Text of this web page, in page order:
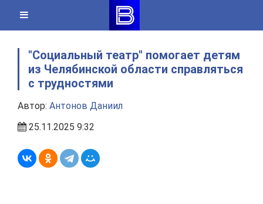
content
"Социальный театр" помогает детям
из Челябинской области справляться
с трудностями
Автор: Антонов Даниил
25.11.2025 9:32